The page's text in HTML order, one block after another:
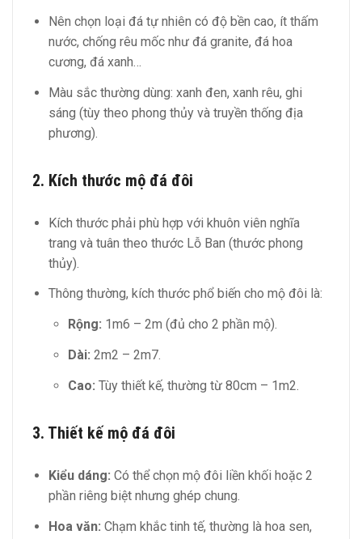
Nên chọn loại đá tự nhiên có độ bền cao, ít thấm
nước, chống rêu mốc như đá granite, đá hoa
cương, đá xanh…
Màu sắc thường dùng: xanh đen, xanh rêu, ghi
sáng (tùy theo phong thủy và truyền thống địa
phương).
2. Kích thước mộ đá đôi
Kích thước phải phù hợp với khuôn viên nghĩa
trang và tuân theo thước Lỗ Ban (thước phong
thủy).
Thông thường, kích thước phổ biến cho mộ đôi là:
Rộng: 1m6 – 2m (đủ cho 2 phần mộ).
Dài: 2m2 – 2m7.
Cao: Tùy thiết kế, thường từ 80cm – 1m2.
3. Thiết kế mộ đá đôi
Kiểu dáng: Có thể chọn mộ đôi liền khối hoặc 2
phần riêng biệt nhưng ghép chung.
Hoa văn: Chạm khắc tinh tế, thường là hoa sen,